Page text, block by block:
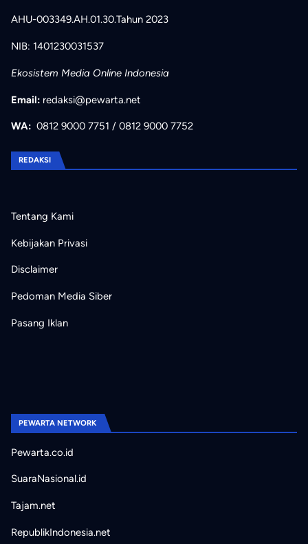
AHU-003349.AH.01.30.Tahun 2023
NIB: 1401230031537
Ekosistem Media Online Indonesia
Email: redaksi@pewarta.net
WA: 0812 9000 7751 / 0812 9000 7752
REDAKSI
Tentang Kami
Kebijakan Privasi
Disclaimer
Pedoman Media Siber
Pasang Iklan
PEWARTA NETWORK
Pewarta.co.id
SuaraNasional.id
Tajam.net
RepublikIndonesia.net